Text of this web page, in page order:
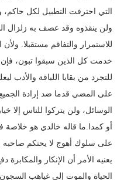
التي احترفت التطبيل لكل حاكم،
ولن ينقذوه وقد عصف به زلزال
للاستمرار والتفاقم مستقبلا.
خدمت كل الذين سبقوا تبون،
للتجرد من بقايا اللباقة والأدب
على المضي قدما ضد إرادة
الوسائل، ولن يتركوا للناس
أو كمدا.ما قاله خالدي هو
على سلوك أهوج لا يحتكم صاحبه
يعنيه الأمر أن الإنكار
الحياة والموت إلى غياهب